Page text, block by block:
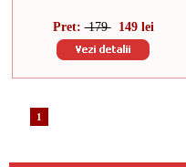
Pret:179149 lei
1